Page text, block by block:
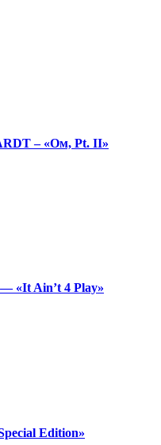
– «Ом, Pt. II»
«It Ain’t 4 Play»
Edition»